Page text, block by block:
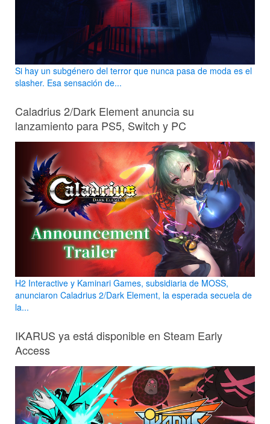
Si hay un subgénero del terror que nunca pasa de moda es el
slasher. Esa sensación de...
Caladrius 2/Dark Element anuncia su
lanzamiento para PS5, Switch y PC
H2 Interactive y Kaminari Games, subsidiaria de MOSS,
anunciaron Caladrius 2/Dark Element, la esperada secuela de
la...
IKARUS ya está disponible en Steam Early
Access